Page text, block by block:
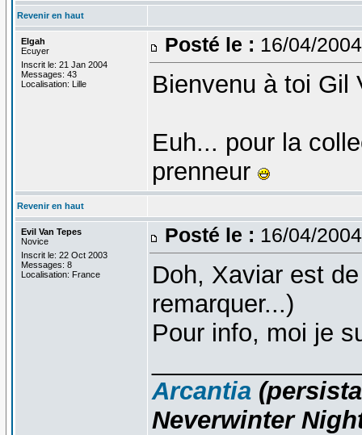
Revenir en haut
Elgah
Ecuyer
Inscrit le: 21 Jan 2004
Messages: 43
Localisation: Lille
Posté le : 16/04/
Bienvenu à toi Gil
Euh... pour la
prenneur
Revenir en haut
Evil Van Tepes
Novice
Inscrit le: 22 Oct 2003
Messages: 8
Localisation: France
Posté le : 16/04/
Doh, Xaviar est
remarquer...)
Pour info, moi je
Arcantia
Neverwinter